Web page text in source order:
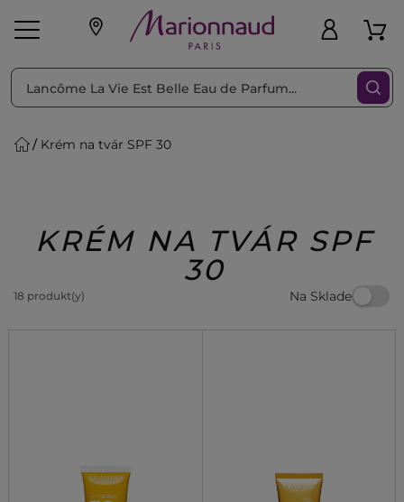
pleť Líčenie Vône
Exkluzivity Beauty
Krém na tvár SPF 30
KRÉM NA TVÁR SPF
30
18 produkt(y) Na Sklade
Triediť podľa Filtrovať